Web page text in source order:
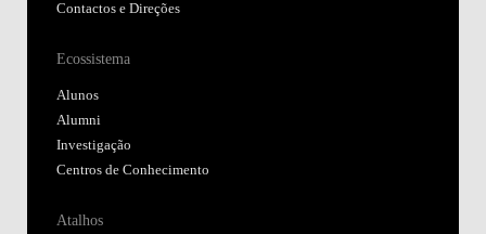
Contactos e Direções
Ecossistema
Alunos
Alumni
Investigação
Centros de Conhecimento
Atalhos